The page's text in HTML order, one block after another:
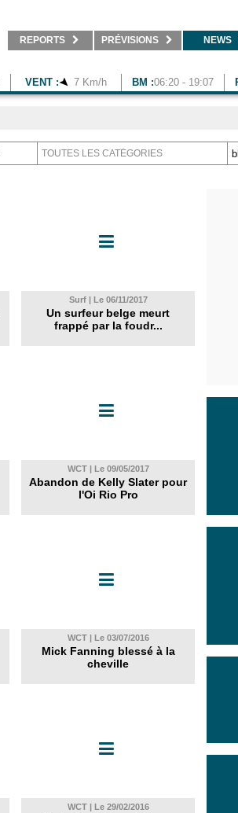
REPORTS PRÉVISIONS NEWS
VENT : 7 Km/h BM :06:20 - 19:07
Surf | Le 06/11/2017
Un surfeur belge meurt
frappé par la foudr...
WCT | Le 09/05/2017
Abandon de Kelly Slater pour
l'Oi Rio Pro
WCT | Le 03/07/2016
Mick Fanning blessé à la
cheville
WCT | Le 29/02/2016